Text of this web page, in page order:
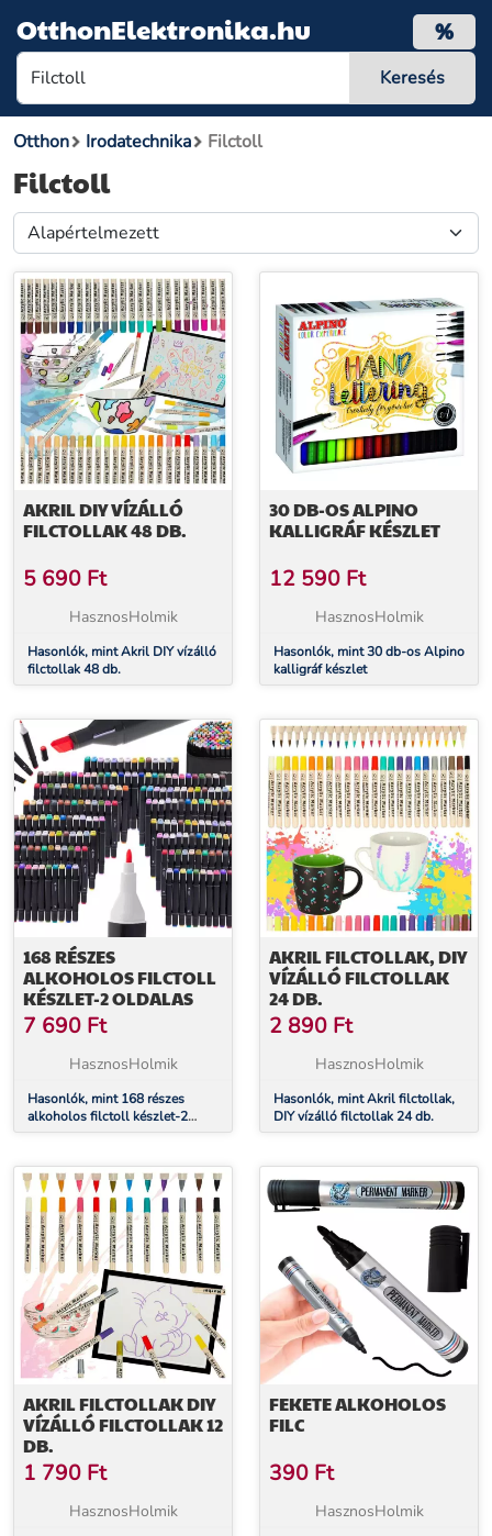
OtthonElektronika.hu %
Otthon Irodatechnika Filctoll
Filctoll
AKRIL DIY VÍZÁLLÓ
FILCTOLLAK 48 DB.
5 690 Ft
HasznosHolmik
Hasonlók, mint Akril DIY vízálló
filctollak 48 db.
30 DB-OS ALPINO
KALLIGRÁF KÉSZLET
12 590 Ft
HasznosHolmik
Hasonlók, mint 30 db-os Alpino
kalligráf készlet
168 RÉSZES
ALKOHOLOS FILCTOLL
KÉSZLET-2 OLDALAS
7 690 Ft
HasznosHolmik
Hasonlók, mint 168 részes
alkoholos filctoll készlet-2
oldalas
AKRIL FILCTOLLAK, DIY
VÍZÁLLÓ FILCTOLLAK
24 DB.
2 890 Ft
HasznosHolmik
Hasonlók, mint Akril filctollak,
DIY vízálló filctollak 24 db.
AKRIL FILCTOLLAK DIY
VÍZÁLLÓ FILCTOLLAK 12
DB.
1 790 Ft
HasznosHolmik
FEKETE ALKOHOLOS
FILC
390 Ft
HasznosHolmik